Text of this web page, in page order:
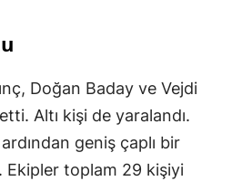
Doğan Baday ve Vejdi
Altı kişi de yaralandı.
geniş çaplı bir
Ekipler toplam 29 kişiyi